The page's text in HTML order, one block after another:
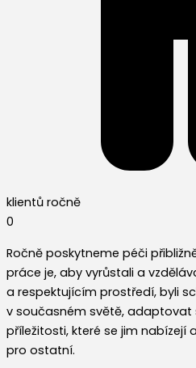
klientů ročně
0
Ročně poskytneme péči
práce je, aby vyrůstali a
a respektujícím prostředí, byli
v současném světě, adaptovat
příležitosti, které se jim nabízejí
pro ostatní.